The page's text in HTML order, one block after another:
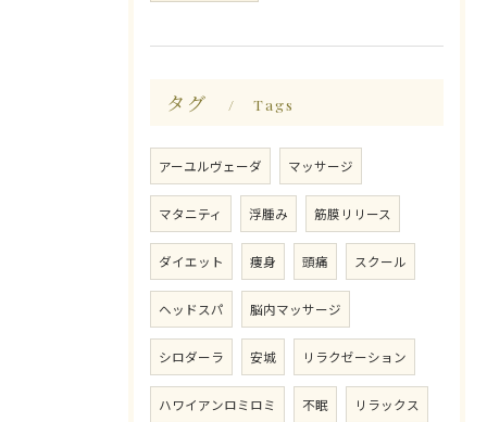
タグ Tags
アーユルヴェーダ マッサージ
マタニティ 浮腫み 筋膜リリース
ダイエット 痩身 頭痛 スクール
ヘッドスパ 脳内マッサージ
シロダーラ 安城 リラクゼーション
ハワイアンロミロミ 不眠 リラックス